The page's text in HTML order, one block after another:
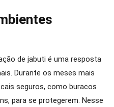
de jabuti é uma resposta
Durante os meses mais
seguros, como buracos
para se protegerem. Nesse